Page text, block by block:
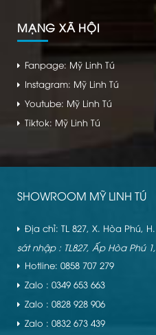
MẠNG XÃ HỘI
Fanpage: Mỹ Linh Tú
Instagram: Mỹ Linh Tú
Youtube: Mỹ Linh Tú
Tiktok: Mỹ Linh Tú
SHOWROOM MỸ LINH TÚ
Địa chỉ: TL 827, X. Hòa Phú,
sát nhập : TL827, Ấp Hòa Phú
Hotline: 0858 707 279
Zalo : 0349 653 663
Zalo : 0828 928 906
Zalo : 0832 673 439